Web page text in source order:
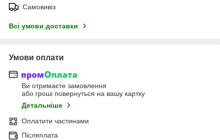
Самовивіз
Всі умови доставки
Умови оплати
Ви отримаєте замовлення
або гроші повернуться на вашу картку
Детальніше
Оплатити частинами
Післяплата